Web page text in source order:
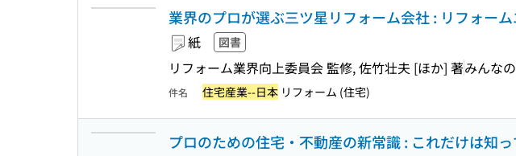
業界のプロが選ぶ三ツ星リフォーム会社 : リフォー
紙 図書
リフォーム業界向上委員会 監修, 佐竹壮夫 [ほか] 著みんな
件名 住宅産業--日本 リフォーム (住宅)
プロのための住宅・不動産の新常識 : これだけは知